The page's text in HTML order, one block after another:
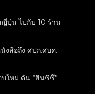
ปุ่น ไปกับ 10 ร้าน
งสือถึง ศปก.ศบค.
ใหม่ ดัน “ฮินซิซึ”